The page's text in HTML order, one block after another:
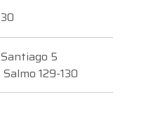
30
Santiago 5
Salmo 129-130